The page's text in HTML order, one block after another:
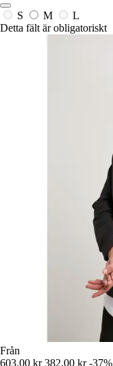
S M
L
Detta fält är obligatoriskt
Från
603,00 kr 382,00 kr -37%